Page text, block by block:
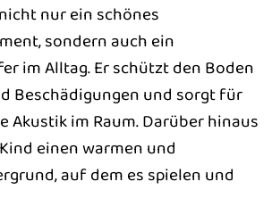
nur ein schönes
sondern auch ein
im Alltag. Er schützt den Boden
Beschädigungen und sorgt für
Akustik im Raum. Darüber hinaus
einen warmen und
auf dem es spielen und